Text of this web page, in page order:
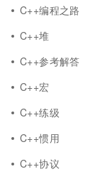
C++编程之路
C++堆
C++参考解答
C++宏
C++练级
C++惯用
C++协议